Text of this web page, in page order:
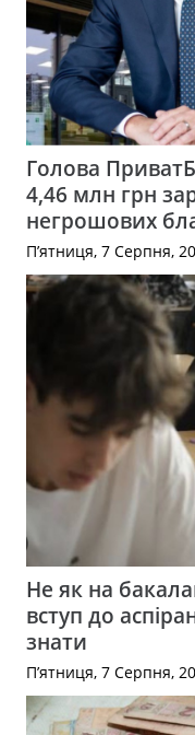
Голова
4,46 млн грн
негрошових
П’ятниця, 7 Серпня,
Не як на
вступ до
знати
П’ятниця, 7 Серпня,